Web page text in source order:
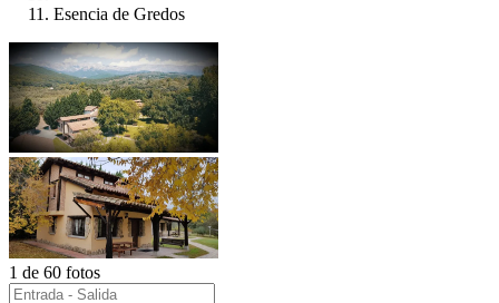
Esencia de Gredos
1 de 60 fotos